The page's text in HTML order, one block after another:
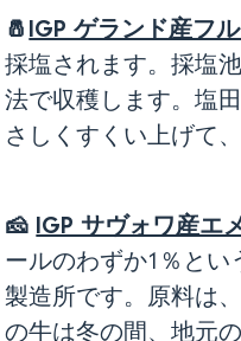
🧂 IGP ゲランド産フ
採塩されます。採塩
法で収穫します。塩
さしくすくい上げて
🧀 IGP サヴォワ産エ
ールのわずか1％と
製造所です。原料は
の牛は冬の間、地元